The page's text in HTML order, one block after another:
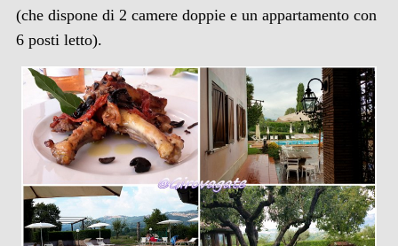
(che dispone di 2 camere doppie e un appartamento con
6 posti letto).